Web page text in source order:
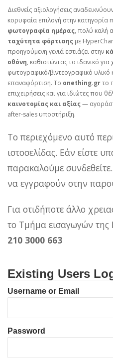
Διεθνείς αξιολογήσεις
κορυφαία επιλογή στην κατηγορία
φωτογραφία ημέρας, πολύ καλή
ταχύτητα φόρτισης με
προηγούμενη γενιά εστιάζει στην
οθόνη, καθιστώντας το ιδανικό
φωτογραφικό/βιντεογραφικό υλικό
επαναφόρτιση. Το onething.grτο
επιχειρήσεις και για ιδιώτες που
καινοτομίας και αξίας—
after‑sales υποστήριξη.
Το περιεχόμενο αυτό
ιστοσελίδας. Εάν είστε
παρακαλούμε
να εγγραφούν στην
Για οτιδήποτε άλλο
το Τμήμα εισαγωγών της
210 3000 663
Existing Users
Username or Email
Password